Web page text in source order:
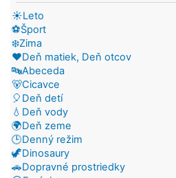
☀️Leto
⚽Šport
❄️Zima
❤️Deň matiek, Deň otcov
🔤Abeceda
🐻Cicavce
🎈Deň detí
💧Deň vody
🌍Deň zeme
🕒Denný režim
🦖Dinosaury
🚗Dopravné prostriedky